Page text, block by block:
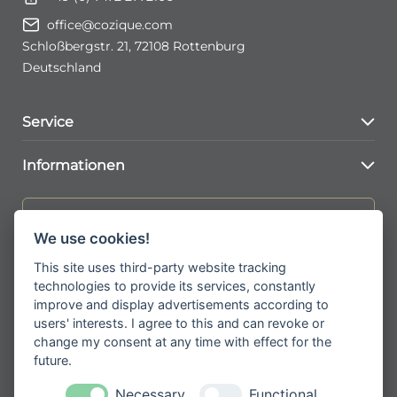
office@cozique.com
Schloßbergstr. 21, 72108 Rottenburg
Deutschland
Service
Kontaktformular
Informationen
AGBs
Widerrufsbelehrung
Zahlungsarten
neueste Informationen zu unseren
Produkten
Please
Mit der Anmeldung zum Newsletter
We use cookies!
This site uses third-party website tracking
technologies to provide its services, constantly
improve and display advertisements according to
users' interests. I agree to this and can revoke or
change my consent at any time with effect for the
future.